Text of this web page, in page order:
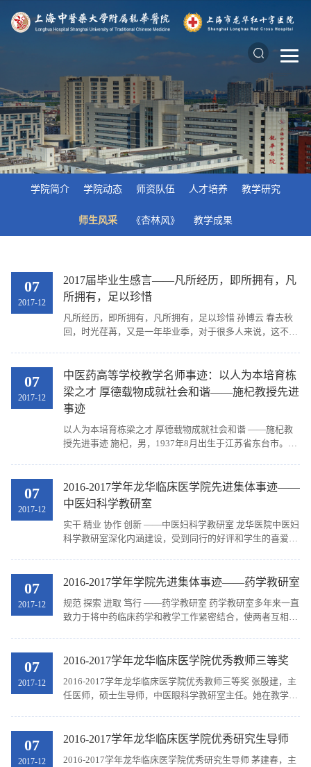
学院简介 学院动态 师资队伍 人才培养 教学研究
师生风采 《杏林风》 教学成果
07
2017-12
2017届毕业生感言——凡所经历，即所拥有，凡
所拥有，足以珍惜
凡所经历，即所拥有，凡所拥有，足以珍惜 孙博云 春去秋
回，时光荏苒，又是一年毕业季，对于很多人来说，这不仅
07
2017-12
中医药高等学校教学名师事迹：以人为本培育栋
梁之才 厚德载物成就社会和谐——施杞教授先进
事迹
以人为本培育栋梁之才 厚德载物成就社会和谐 ——施杞教
授先进事迹 施杞，男，1937年8月出生于江苏省东台市。从
07
2017-12
2016-2017学年龙华临床医学院先进集体事迹——
中医妇科学教研室
实干 精业 协作 创新 ——中医妇科学教研室 龙华医院中医妇
科学教研室深化内涵建设，受到同行的好评和学生的喜爱。
07
2017-12
2016-2017学年学院先进集体事迹——药学教研室
规范 探索 进取 笃行 ——药学教研室 药学教研室多年来一直
致力于将中药临床药学和教学工作紧密结合，使两者互相促
07
2017-12
2016-2017学年龙华临床医学院优秀教师三等奖
2016-2017学年龙华临床医学院优秀教师三等奖 张殷建，主
任医师，硕士生导师，中医眼科学教研室主任。她在教学中
07
2017-12
2016-2017学年龙华临床医学院优秀研究生导师
2016-2017学年龙华临床医学院优秀研究生导师 茅建春，主